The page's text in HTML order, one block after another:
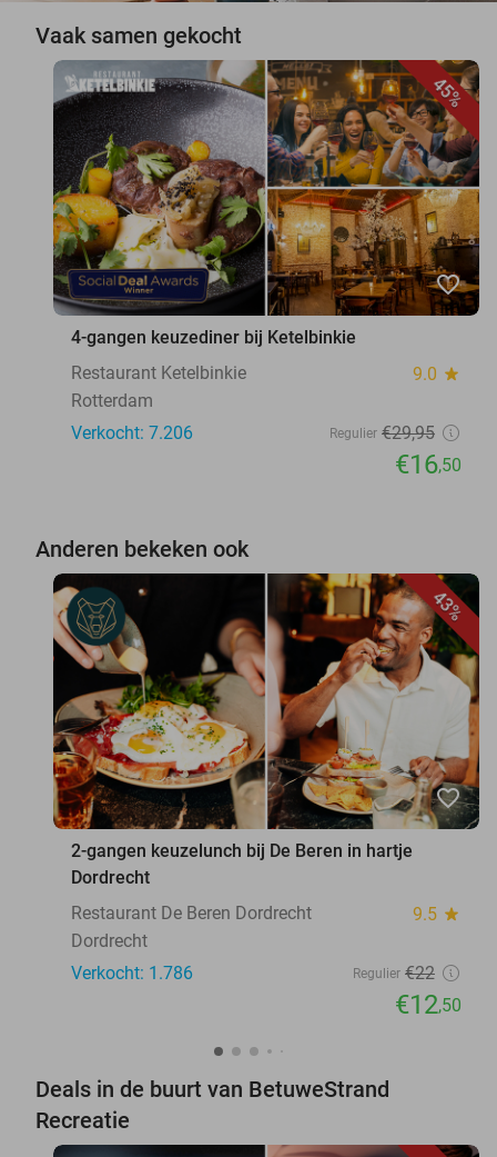
Vaak samen gekocht
45%
favorite_border
4-gangen keuzediner bij Ketelbinkie
Restaurant Ketelbinkie
9.0 star
Rotterdam
Verkocht: 7.206
Regulier €29,95
€16,50
Anderen bekeken ook
43%
favorite_border
2-gangen keuzelunch bij De Beren in hartje
Dordrecht
Restaurant De Beren Dordrecht
9.5 star
Dordrecht
Verkocht: 1.786
Regulier €22
€12,50
Deals in de buurt van BetuweStrand
Recreatie